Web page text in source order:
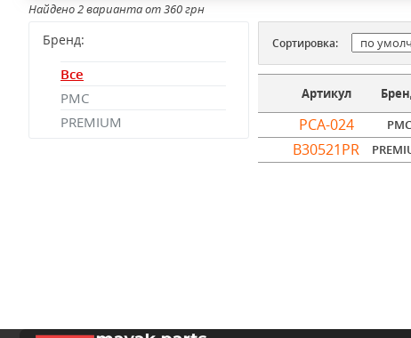
Найдено 2 варианта от 360 грн
Бренд:
Все
PMC
PREMIUM
Сортировка:
Артикул
PCA-024 PMC
B30521PR